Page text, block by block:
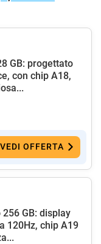
GB: progettato
con chip A18,
VEDI OFFERTA
GB: display
120Hz, chip A19